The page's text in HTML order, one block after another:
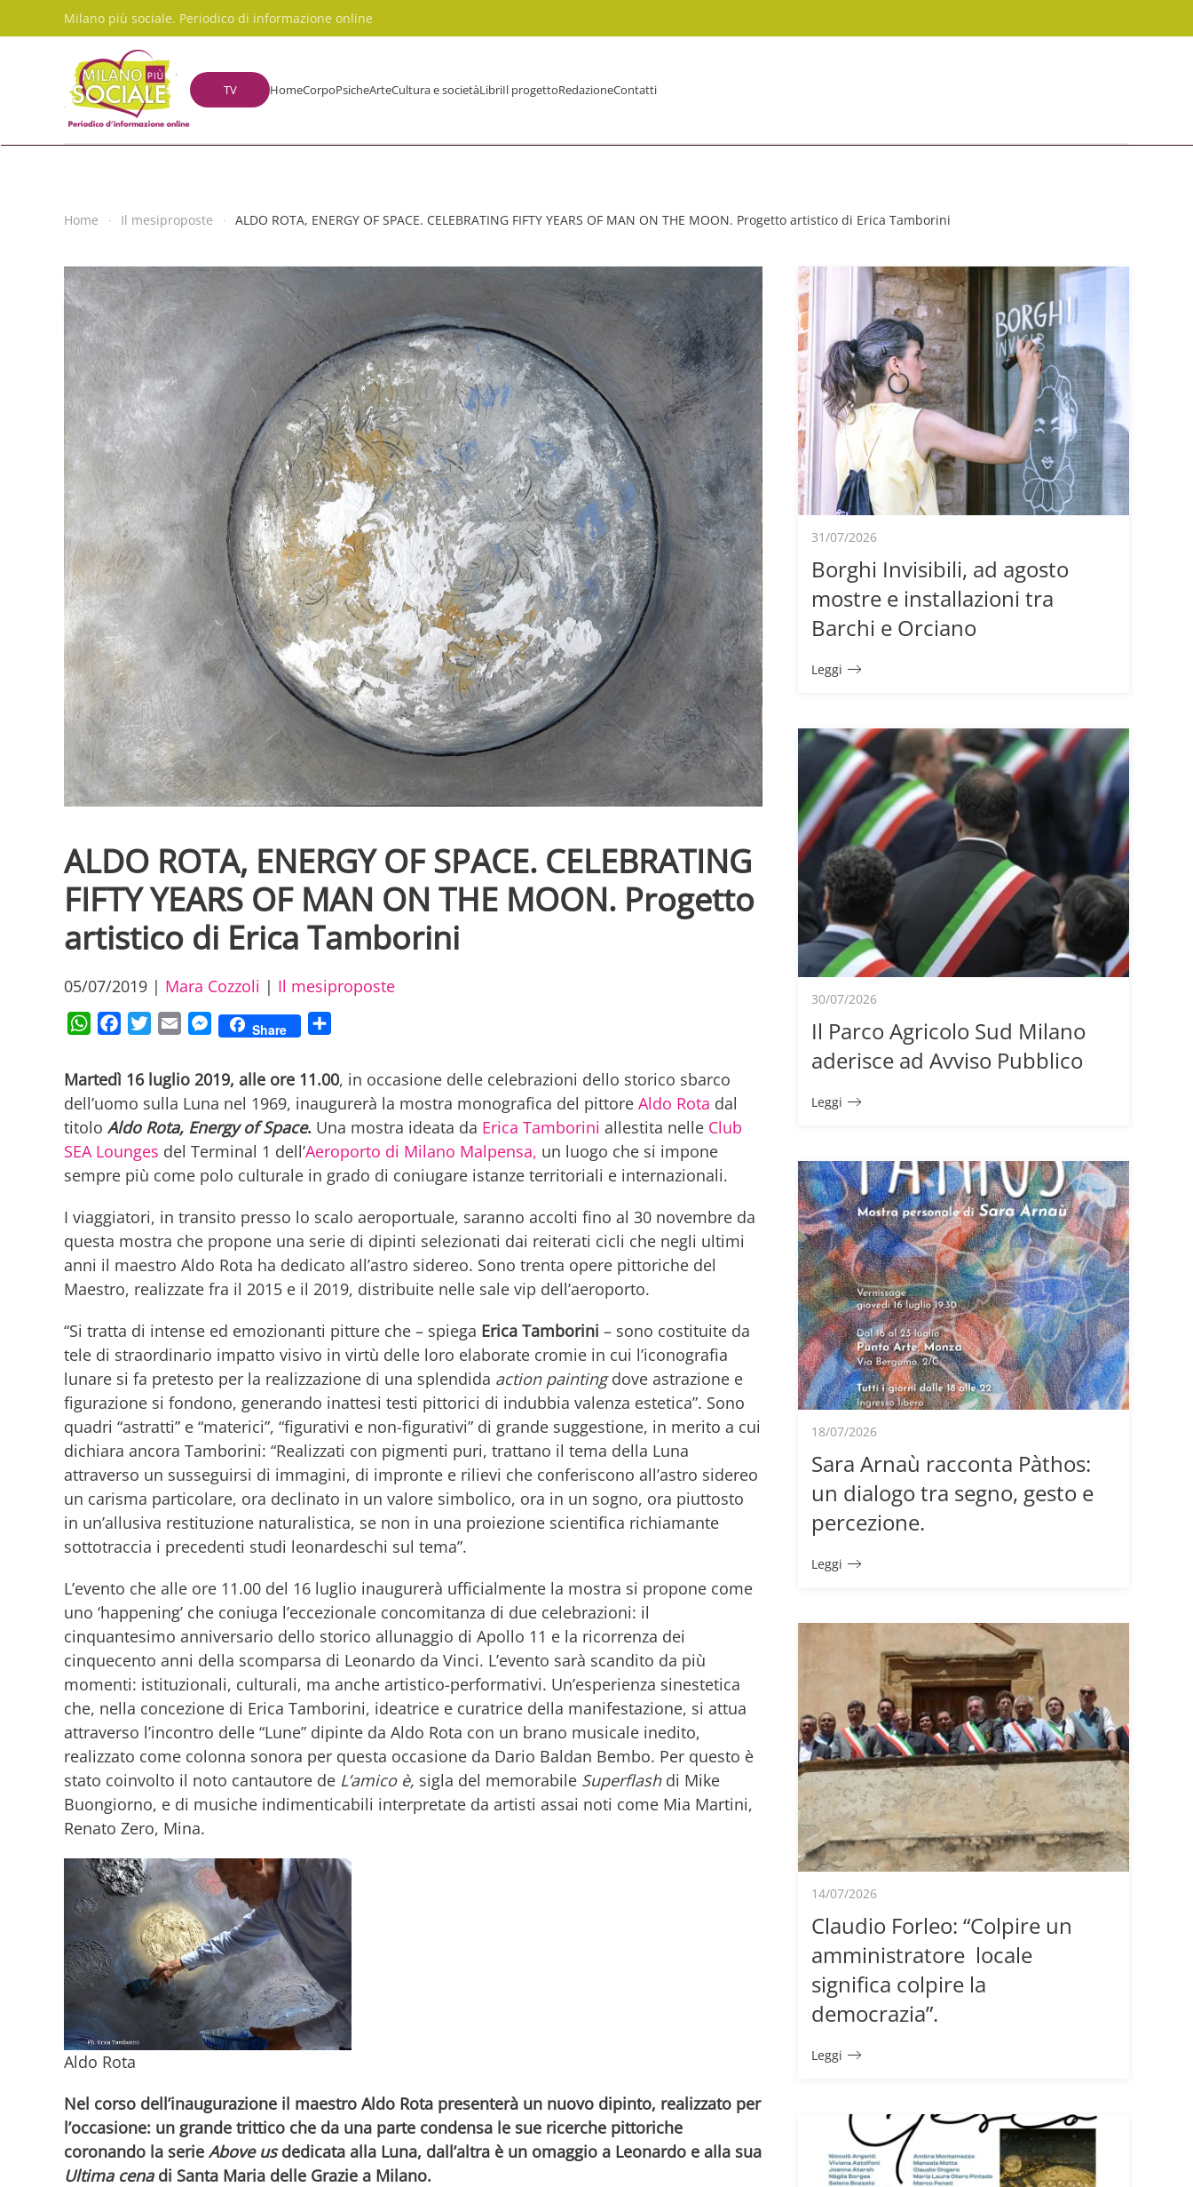
Skip to main content
Milano più sociale. Periodico di informazione online
TV HomeCorpoPsicheArteCultura e societàLibriIl progettoRedazioneContatti
Home Il mesiproposte ALDO ROTA, ENERGY OF SPACE. CELEBRATING FIFTY YEARS OF MAN ON THE MOON. Progetto artistico di Erica Tamborini
ALDO ROTA, ENERGY OF SPACE. CELEBRATING
FIFTY YEARS OF MAN ON THE MOON. Progetto
artistico di Erica Tamborini
05/07/2019 | Mara Cozzoli | Il mesiproposte
WhatsAppFacebookTwitterEmail Messenger
Share
Martedì 16 luglio 2019, alle ore 11.00, in occasione delle celebrazioni dello storico sbarco
dell’uomo sulla Luna nel 1969, inaugurerà la mostra monografica del pittore Aldo Rota dal
titolo Aldo Rota, Energy of Space. Una mostra ideata da Erica Tamborini allestita nelle Club
SEA Lounges del Terminal 1 dell’Aeroporto di Milano Malpensa, un luogo che si impone
sempre più come polo culturale in grado di coniugare istanze territoriali e internazionali.
I viaggiatori, in transito presso lo scalo aeroportuale, saranno accolti fino al 30 novembre da
questa mostra che propone una serie di dipinti selezionati dai reiterati cicli che negli ultimi
anni il maestro Aldo Rota ha dedicato all’astro sidereo. Sono trenta opere pittoriche del
Maestro, realizzate fra il 2015 e il 2019, distribuite nelle sale vip dell’aeroporto.
“Si tratta di intense ed emozionanti pitture che – spiega Erica Tamborini – sono costituite da
tele di straordinario impatto visivo in virtù delle loro elaborate cromie in cui l’iconografia
lunare si fa pretesto per la realizzazione di una splendida action paintingdove astrazione e
figurazione si fondono, generando inattesi testi pittorici di indubbia valenza estetica”. Sono
quadri “astratti” e “materici”, “figurativi e non-figurativi” di grande suggestione, in merito a cui
dichiara ancora Tamborini: “Realizzati con pigmenti puri, trattano il tema della Luna
attraverso un susseguirsi di immagini, di impronte e rilievi che conferiscono all’astro sidereo
un carisma particolare, ora declinato in un valore simbolico, ora in un sogno, ora piuttosto
in un’allusiva restituzione naturalistica, se non in una proiezione scientifica richiamante
sottotraccia i precedenti studi leonardeschi sul tema”.
L’evento che alle ore 11.00 del 16 luglio inaugurerà ufficialmente la mostra si propone come
uno ‘happening’ che coniuga l’eccezionale concomitanza di due celebrazioni: il
cinquantesimo anniversario dello storico allunaggio di Apollo 11 e la ricorrenza dei
cinquecento anni della scomparsa di Leonardo da Vinci. L’evento sarà scandito da più
momenti: istituzionali, culturali, ma anche artistico-performativi. Un’esperienza sinestetica
che, nella concezione di Erica Tamborini, ideatrice e curatrice della manifestazione, si attua
attraverso l’incontro delle “Lune” dipinte da Aldo Rota con un brano musicale inedito,
realizzato come colonna sonora per questa occasione da Dario Baldan Bembo. Per questo è
stato coinvolto il noto cantautore de L’amico è, sigla del memorabile Superflashdi Mike
Buongiorno, e di musiche indimenticabili interpretate da artisti assai noti come Mia Martini,
Renato Zero, Mina.
Aldo Rota
Nel corso dell’inaugurazione il maestro Aldo Rota presenterà un nuovo dipinto, realizzato per
l’occasione: un grande trittico che da una parte condensa le sue ricerche pittoriche
coronando la serie Above usdedicata alla Luna, dall’altra è un omaggio a Leonardo e alla sua
Ultima cena di Santa Maria delle Grazie a Milano.
31/07/2026
Borghi Invisibili, ad agosto
mostre e installazioni tra
Barchi e Orciano
Leggi
30/07/2026
Il Parco Agricolo Sud Milano
aderisce ad Avviso Pubblico
Leggi
18/07/2026
Sara Arnaù racconta Pàthos:
un dialogo tra segno, gesto e
percezione.
Leggi
14/07/2026
Claudio Forleo: “Colpire un
amministratore locale
significa colpire la
democrazia”.
Leggi